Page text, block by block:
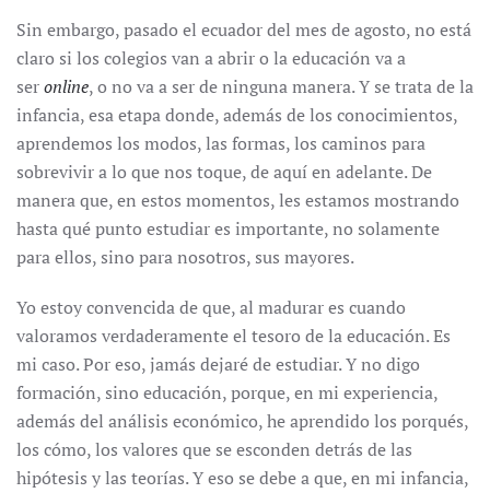
Sin embargo, pasado el ecuador del mes de agosto, no está
claro si los colegios van a abrir o la educación va a
seronline, o no va a ser de ninguna manera. Y se trata de la
infancia, esa etapa donde, además de los conocimientos,
aprendemos los modos, las formas, los caminos para
sobrevivir a lo que nos toque, de aquí en adelante. De
manera que, en estos momentos, les estamos mostrando
hasta qué punto estudiar es importante, no solamente
para ellos, sino para nosotros, sus mayores.
Yo estoy convencida de que, al madurar es cuando
valoramos verdaderamente el tesoro de la educación. Es
mi caso. Por eso, jamás dejaré de estudiar. Y no digo
formación, sino educación, porque, en mi experiencia,
además del análisis económico, he aprendido los porqués,
los cómo, los valores que se esconden detrás de las
hipótesis y las teorías. Y eso se debe a que, en mi infancia,